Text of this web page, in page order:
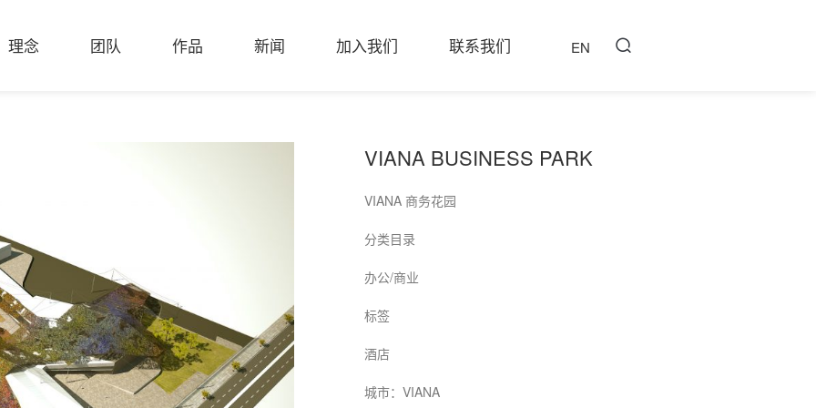
理念 团队 作品 新闻 加入我们 联系我们 EN
VIANA BUSINESS PARK
VIANA 商务花园
分类目录
办公/商业
标签
酒店
城市：VIANA